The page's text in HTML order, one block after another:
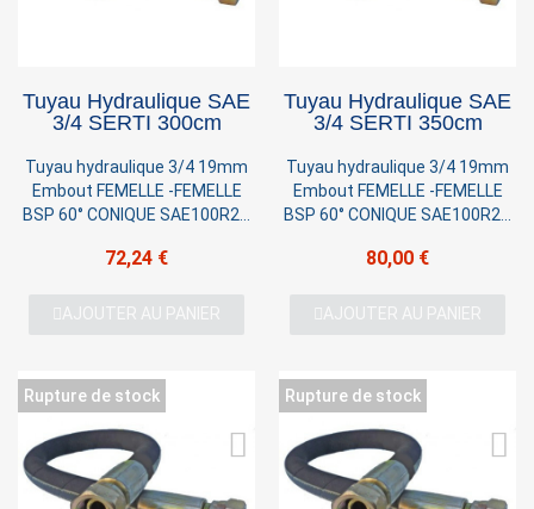
Tuyau Hydraulique SAE
3/4 SERTI 300cm
Tuyau hydraulique 3/4 19mm
Embout FEMELLE -FEMELLE
BSP 60° CONIQUE SAE100R2T
72,24 €
AJOUTER AU PANIER
Tuyau Hydraulique SAE
3/4 SERTI 350cm
Tuyau hydraulique 3/4 19mm
Embout FEMELLE -FEMELLE
BSP 60° CONIQUE SAE100R2T
80,00 €
AJOUTER AU PANIER
Rupture de stock Rupture de stock